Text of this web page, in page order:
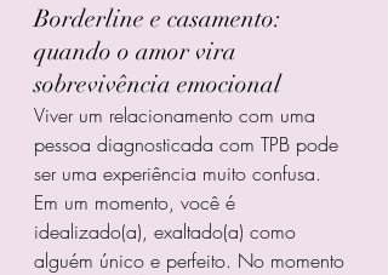
Borderline e casamento:
quando o amor vira
sobrevivência emocional
Viver um relacionamento com uma
pessoa diagnosticada com TPB pode
ser uma experiência muito confusa.
Em um momento, você é
idealizado(a), exaltado(a) como
alguém único e perfeito. No momento